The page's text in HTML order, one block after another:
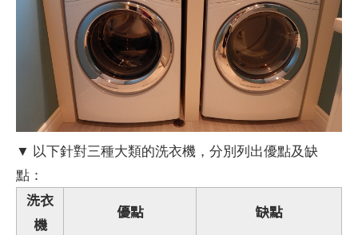
▼ 以下針對三種大類的洗衣機，分別列出優點及缺
點：
洗衣
機
優點 缺點